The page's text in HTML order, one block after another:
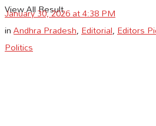
View All Result
January 30, 2026 at 4:38 PM
inAndhra Pradesh,Editorial,Editors
Politics